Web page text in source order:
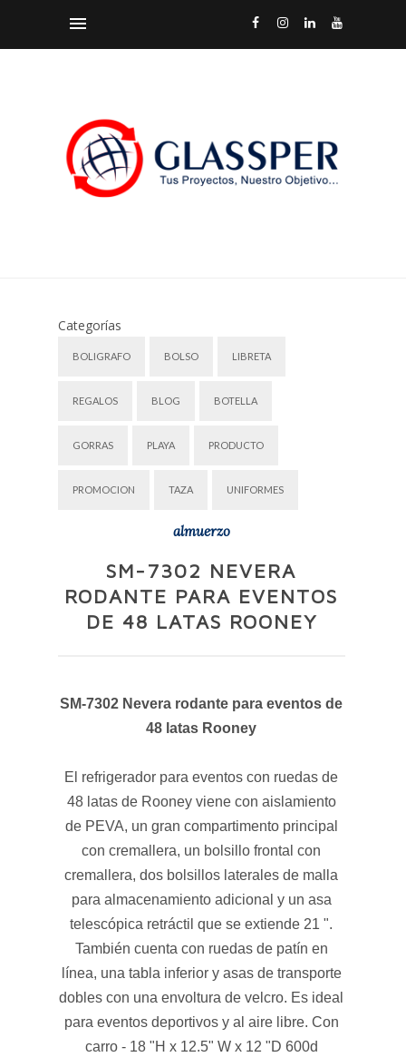
Categorías
BOLIGRAFO BOLSO LIBRETA
REGALOS BLOG BOTELLA
GORRAS PLAYA PRODUCTO
PROMOCION TAZA UNIFORMES
almuerzo
SM-7302 NEVERA
RODANTE PARA EVENTOS
DE 48 LATAS ROONEY
SM-7302 Nevera rodante para eventos de
48 latas Rooney
El refrigerador para eventos con ruedas de
48 latas de Rooney viene con aislamiento
de PEVA, un gran compartimento principal
con cremallera, un bolsillo frontal con
cremallera, dos bolsillos laterales de malla
para almacenamiento adicional y un asa
telescópica retráctil que se extiende 21 ".
También cuenta con ruedas de patín en
línea, una tabla inferior y asas de transporte
dobles con una envoltura de velcro. Es ideal
para eventos deportivos y al aire libre. Con
carro - 18 "H x 12.5" W x 12 "D 600d